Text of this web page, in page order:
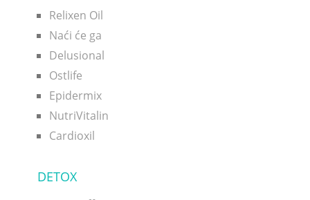
Relixen Oil
Naći će ga
Delusional
Ostlife
Epidermix
NutriVitalin
Cardioxil
DETOX